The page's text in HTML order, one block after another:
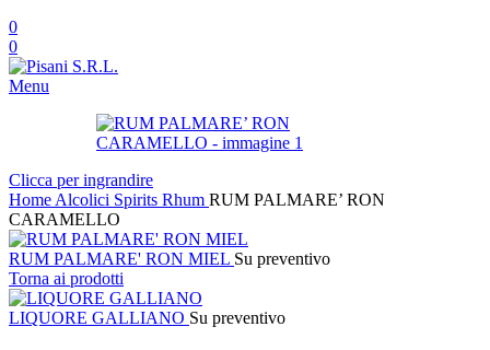
0
0
Menu
Clicca per ingrandire
Home Alcolici Spirits Rhum RUM PALMARE’ RON
CARAMELLO
RUM PALMARE' RON MIEL Su preventivo
Torna ai prodotti
LIQUORE GALLIANO Su preventivo